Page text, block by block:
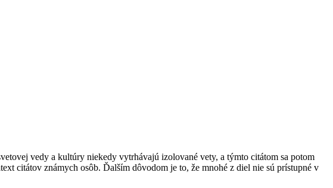
vedy a kultúry niekedy vytrhávajú izolované vety, a týmto citátom sa potom
citátov známych osôb. Ďalším dôvodom je to, že mnohé z diel nie sú prístupné v